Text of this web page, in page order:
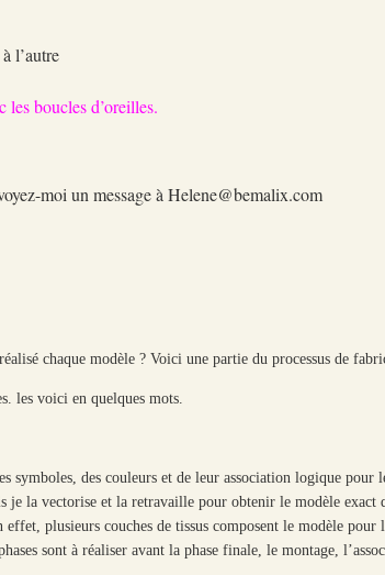
l’autre
les boucles d’oreilles.
moi un message à Helene@bemalix.com
chaque modèle ? Voici une partie du processus de
les voici en quelques mots.
symboles, des couleurs et de leur association logique
je la vectorise et la retravaille pour obtenir le modèle
plusieurs couches de tissus composent le modèle
sont à réaliser avant la phase finale, le montage,